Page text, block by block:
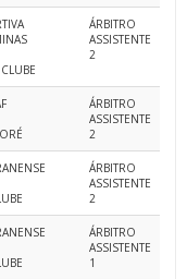
ÁRBITRO
ASSISTENTE
2
ÁRBITRO
ASSISTENTE
2
ÁRBITRO
ASSISTENTE
2
ÁRBITRO
ASSISTENTE
1